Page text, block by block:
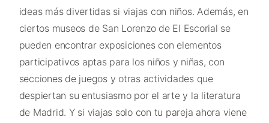
ideas más divertidas si viajas con niños. Además, en
ciertos museos de San Lorenzo de El Escorial se
pueden encontrar exposiciones con elementos
participativos aptas para los niños y niñas, con
secciones de juegos y otras actividades que
despiertan su entusiasmo por el arte y la literatura
de Madrid. Y si viajas solo con tu pareja ahora viene